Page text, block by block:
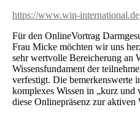
https://www.win-international.de
Für den OnlineVortrag
Frau Micke möchten wir uns
sehr wertvolle Bereicherung an
Wissensfundament der
verfestigt. Die bemerkenswerte
komplexes Wissen in „kurz und
diese Onlinepräsenz zur aktiven